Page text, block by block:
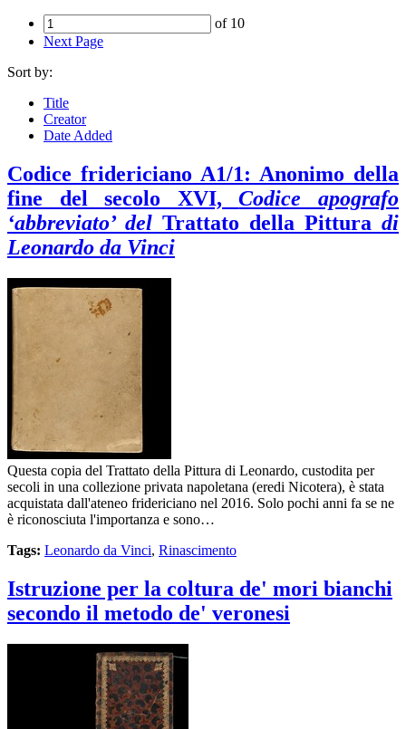
of 10
Next Page
Sort by:
Title
Creator
Date Added
Codice fridericiano A1/1: Anonimo della
fine del secolo XVI,Codice apografo
‘abbreviato’ del Trattato della Pittura di
Leonardo da Vinci
Questa copia del Trattato della Pittura di Leonardo, custodita per
secoli in una collezione privata napoletana (eredi Nicotera), è stata
acquistata dall'ateneo fridericiano nel 2016. Solo pochi anni fa se ne
è riconosciuta l'importanza e sono…
Tags: Leonardo da Vinci, Rinascimento
Istruzione per la coltura de' mori bianchi
secondo il metodo de' veronesi